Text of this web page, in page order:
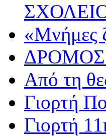
«Μνήμες
ΔΡΟΜΟΣ
Από τη
Γιορτή
Γιορτή